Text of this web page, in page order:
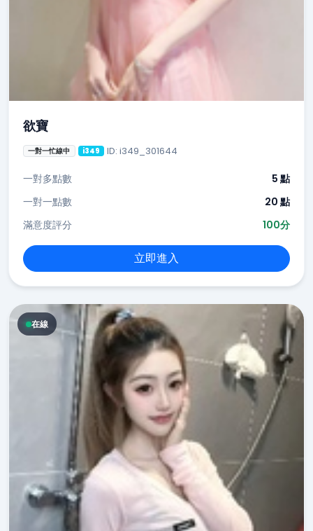
欲寶
一對一忙線中 i349 ID: i349_301644
一對多點數
5 點
一對一點數
20 點
滿意度評分
100分
立即進入
在線